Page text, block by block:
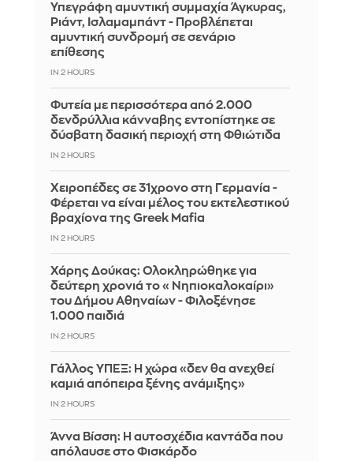
Υπεγράφη αμυντική συμμαχία Άγκυρας,
Ριάντ, Ισλαμαμπάντ - Προβλέπεται
αμυντική συνδρομή σε σενάριο
επίθεσης
IN 2 HOURS
Φυτεία με περισσότερα από 2.000
δενδρύλλια κάνναβης εντοπίστηκε σε
δύσβατη δασική περιοχή στη Φθιώτιδα
IN 2 HOURS
Χειροπέδες σε 31χρονο στη Γερμανία -
Φέρεται να είναι μέλος του εκτελεστικού
βραχίονα της Greek Mafia
IN 2 HOURS
Χάρης Δούκας: Ολοκληρώθηκε για
δεύτερη χρονιά το «Νηπιοκαλοκαίρι»
του Δήμου Αθηναίων - Φιλοξένησε
1.000 παιδιά
IN 2 HOURS
Γάλλος ΥΠΕΞ: Η χώρα «δεν θα ανεχθεί
καμιά απόπειρα ξένης ανάμιξης»
IN 2 HOURS
Άννα Βίσση: Η αυτοσχέδια καντάδα που
απόλαυσε στο Φισκάρδο